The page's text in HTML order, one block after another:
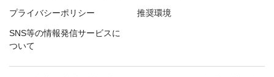
プライバシーポリシー 推奨環境
SNS等の情報発信サービスに
ついて